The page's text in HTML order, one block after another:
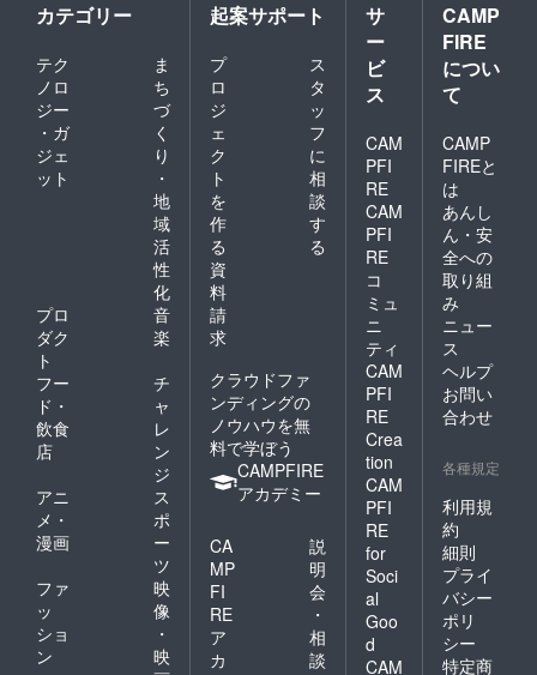
カテゴリー
テク
ノロ
ジー
・ガ
ジェ
ット
ま
ち
づ
く
り
・
地
域
活
性
化
プロ
ダク
ト
音
楽
フー
ド・
飲食
店
チ
ャ
レ
ン
ジ
アニ
メ・
漫画
ス
ポ
ー
ツ
ファ
ッ
ショ
ン
映
像
・
映
起案サポート
プ
ロ
ジ
ェ
ク
ト
を
作
る
ス
タ
ッ
フ
に
相
談
す
る
資
料
請
求
クラウドファ
ンディングの
ノウハウを無
料で学ぼう
CAMPFIRE
アカデミー
CA
MP
FI
RE
ア
カ
説
明
会
・
相
談
サ
ー
ビ
ス
CAM
PFI
RE
CAM
PFI
RE
コ
ミュ
ニ
ティ
CAM
PFI
RE
Crea
tion
CAM
PFI
RE
for
Soci
al
Goo
d
CAM
CAMP
FIRE
につい
て
CAMP
FIREと
は
あんし
ん・安
全への
取り組
み
ニュー
ス
ヘルプ
お問い
合わせ
各種規定
利用規
約
細則
プライ
バシー
ポリ
シー
特定商